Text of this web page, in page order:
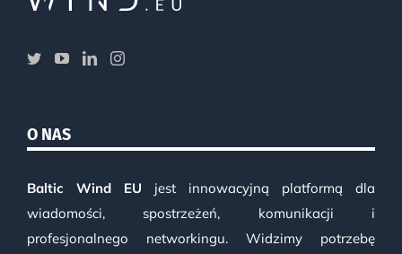
O NAS
Baltic Wind EU jest innowacyjną platformą dla
wiadomości, spostrzeżeń, komunikacji i
profesjonalnego networkingu. Widzimy potrzebę